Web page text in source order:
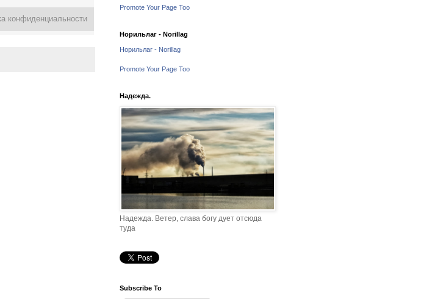
конфиденциальности
Promote Your Page Too
Норильлаг - Norillag
Норильлаг - Norillag
Promote Your Page Too
Надежда.
Надежда. Ветер, слава богу дует отсюда
туда
Subscribe To